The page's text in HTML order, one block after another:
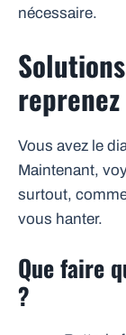
nécessaire.
Vous avez le
Maintenant,
surtout,
vous hanter.
Que faire
?